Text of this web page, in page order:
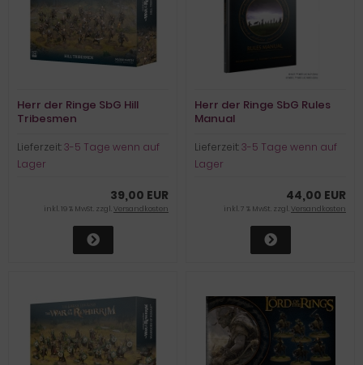
Herr der Ringe SbG Hill
Tribesmen
Lieferzeit:3-5 Tage wenn auf
Lager
39,00 EUR
inkl. 19 % MwSt. zzgl.Versandkosten
Herr der Ringe SbG Rules
Manual
Lieferzeit:3-5 Tage wenn auf
Lager
44,00 EUR
inkl. 7 % MwSt. zzgl.Versandkosten